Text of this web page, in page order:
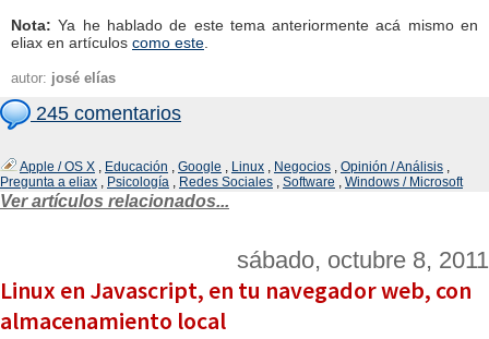
Nota: Ya he hablado de este tema anteriormente acá mismo en
eliax en artículos como este
autor: josé elías
245 comentarios
Apple / OS X , Educación , Google , Linux , Negocios , Opinión / Análisis ,
Pregunta a eliax , Psicología , Redes Sociales , Software , Windows / Microsoft
Ver artículos relacionados...
sábado, octubre 8, 2011
Linux en Javascript, en tu navegador web, con
almacenamiento local